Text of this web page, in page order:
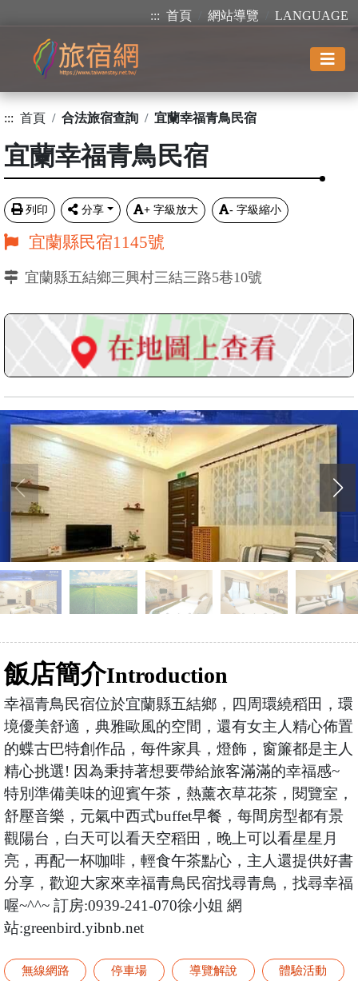
::: 首頁 網站導覽 LANGUAGE
::: 首頁 合法旅宿查詢 宜蘭幸福青鳥民宿
宜蘭幸福青鳥民宿
列印 分享 + 字級放大 - 字級縮小
宜蘭縣民宿1145號
宜蘭縣五結鄉三興村三結三路5巷10號
飯店簡介Introduction
幸福青鳥民宿位於宜蘭縣五結鄉，四周環繞稻田，環
境優美舒適，典雅歐風的空間，還有女主人精心佈置
的蝶古巴特創作品，每件家具，燈飾，窗簾都是主人
精心挑選! 因為秉持著想要帶給旅客滿滿的幸福感~
特別準備美味的迎賓午茶，熱薰衣草花茶，閱覽室，
舒壓音樂，元氣中西式buffet早餐，每間房型都有景
觀陽台，白天可以看天空稻田，晚上可以看星星月
亮，再配一杯咖啡，輕食午茶點心，主人還提供好書
分享，歡迎大家來幸福青鳥民宿找尋青鳥，找尋幸福
喔~^^~ 訂房:0939-241-070徐小姐 網
站:greenbird.yibnb.net
無線網路 停車場 導覽解說 體驗活動